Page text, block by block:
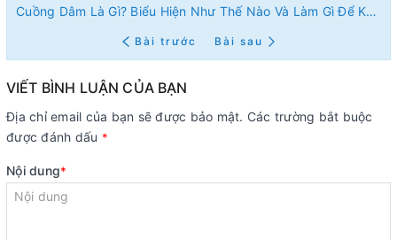
Cuồng Dâm Là Gì? Biểu Hiện Như Thế Nào Và Làm Gì Để Khắc Phục Hiệu Quả?
Bài trước Bài sau
VIẾT BÌNH LUẬN CỦA BẠN
Địa chỉ email của bạn sẽ được bảo mật. Các trường bắt buộc
được đánh dấu *
Nội dung*